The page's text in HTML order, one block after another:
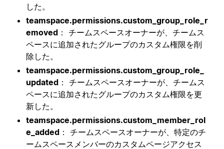
した。
teamspace.permissions.custom_group_role_r
emoved ： チームスペースオーナーが、チームス
ペースに追加されたグループのカスタム権限を削
除した。
teamspace.permissions.custom_group_role_
updated ： チームスペースオーナーが、チームス
ペースに追加されたグループのカスタム権限を更
新した。
teamspace.permissions.custom_member_rol
e_added ： チームスペースオーナーが、特定のチ
ームスペースメンバーのカスタムページアクセス